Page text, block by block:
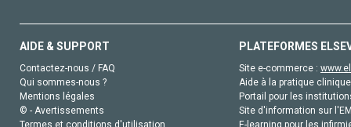
AIDE & SUPPORT
Contactez-nous / FAQ
Qui sommes-nous ?
Mentions légales
© - Avertissements
Termes et conditions d'utilisation
PLATEFORMES
Site e-commerce :
Aide à la pratique
Portail pour les
Site d'information sur
E-learning pour les